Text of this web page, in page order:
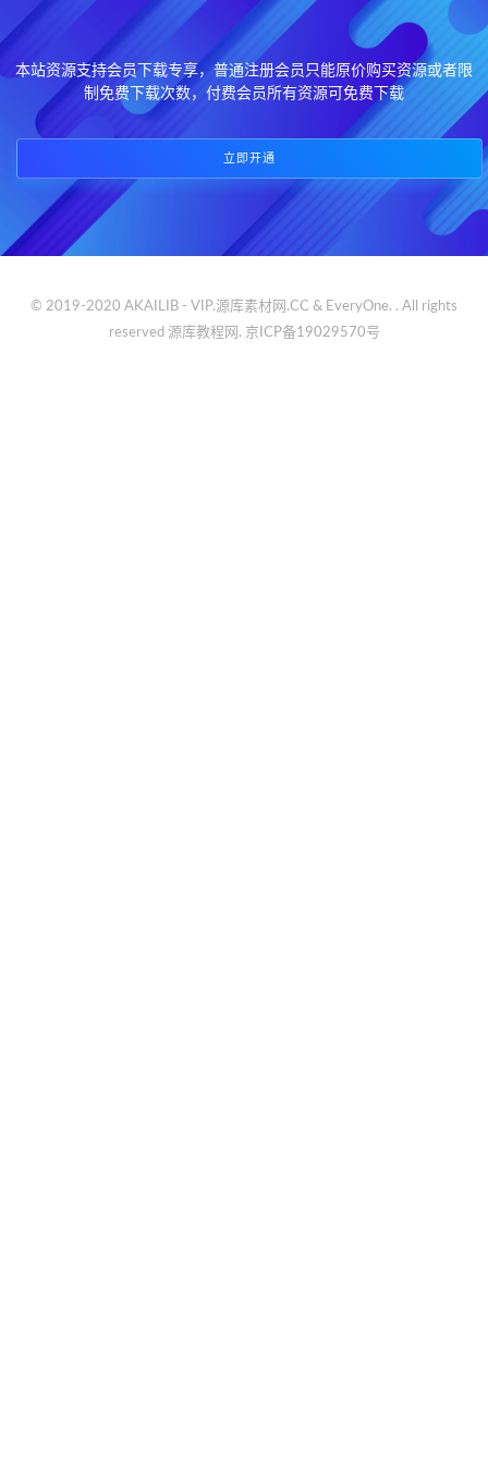
本站资源支持会员下载专享，普通注册会员只能原价购买资源或者限
制免费下载次数，付费会员所有资源可免费下载
立即开通
© 2019-2020 AKAILIB - VIP.源库素材网.CC & EveryOne. . All rights
reserved 源库教程网. 京ICP备19029570号